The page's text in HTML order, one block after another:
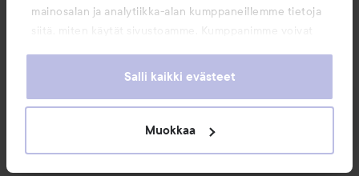
mainosalan ja analytiikka-alan kumppaneillemme tietoja
heille tai joita on kerätty, kun olet käyttänyt heidän
evästeiden käytön.
Salli kaikki evästeet
Muokkaa